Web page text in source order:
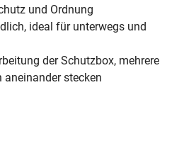
und Ordnung
ideal für unterwegs und
der Schutzbox, mehrere
aneinander stecken